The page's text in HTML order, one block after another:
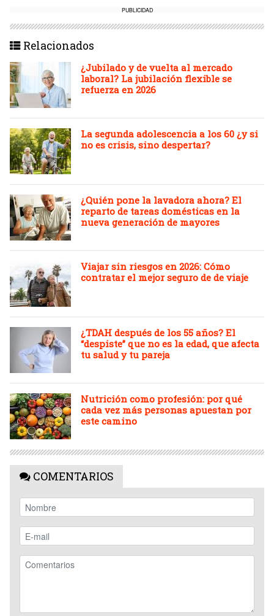
PUBLICIDAD
Relacionados
¿Jubilado y de vuelta al mercado
laboral? La jubilación flexible se
refuerza en 2026
La segunda adolescencia a los 60 ¿y si
no es crisis, sino despertar?
¿Quién pone la lavadora ahora? El
reparto de tareas domésticas en la
nueva generación de mayores
Viajar sin riesgos en 2026: Cómo
contratar el mejor seguro de de viaje
¿TDAH después de los 55 años? El
“despiste” que no es la edad, que afecta
tu salud y tu pareja
Nutrición como profesión: por qué
cada vez más personas apuestan por
este camino
COMENTARIOS